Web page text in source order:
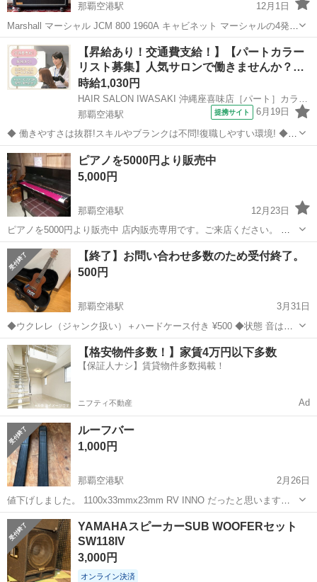
那覇空港駅
12月1日
Marshall マーシャル JCM 800 1960A キャビネット マーシャルの4発キ
ャビネットです。 スピーカーは1988年製 純正のままなのでキャビネ
ットも88年製と思われます。 メーカー：M...
沖縄 中頭郡 那覇空港駅 アンプ Marshall
【昇給あり！交通費支給！】【パートカラー
リスト募集】人気サロンで働きませんか？…
時給1,030円
那覇空港駅
提携サイト 6月19日
◆ 働きやすさは抜群!スキルやブランクは不問!復職しやすい環境! ◆
自分のライフスタイルに合わせて働けます。 ブランクのある方も、分
かりやすいレッスンで技術に自信をつけてから安心してデビューでき
ますよ。 働きやすさは抜...
沖縄 中頭郡 那覇空港駅 美容師
ピアノを5000円より販売中
5,000円
那覇空港駅
12月23日
ピアノを5000円より販売中 店内販売専用です。ご来店ください。 島
外へ送ることはできません。 宮古島リサイクル・レンタル・印鑑・文
具ショップぽぷら 450坪の店舗に商品が溢れています。掘り出し物を
探す楽しみあり...
沖縄 宮古島市 那覇空港駅 鍵盤楽器、ピアノ
掘り出し物
【終了】お問い合わせ多数のため受付終了。
500円
那覇空港駅
3月31日
◆ウクレレ（ジャンク扱い）＋ハードケース付き ¥500 ◆状態 音は問
題なく出ますが、 ボディの継ぎ目が剥がれているため 【ジャンク品】
として出品します。 修理できる方や、練習用・インテリア用として お
すす...
沖縄 沖縄市 那覇空港駅 弦楽器、ギター ケース
【格安物件多数！】家賃4万円以下多数
【保証人ナシ】賃貸物件多数掲載！
ニフティ不動産 Ad
ルーフバー
1,000円
那覇空港駅
2月26日
値下げしました。 1100x33mmx23mm RV INNO だったと思います。
引き渡しは石垣市真栄里公園で。
沖縄 那覇市
YAMAHAスピーカーSUB WOOFERセット
SW118IV
3,000円
オンライン決済